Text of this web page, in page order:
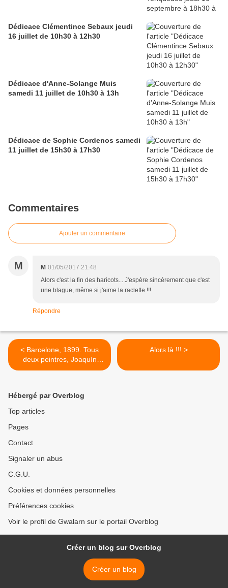
Dédicace Clémentince Sebaux jeudi
16 juillet de 10h30 à 12h30
Dédicace d'Anne-Solange Muis
samedi 11 juillet de 10h30 à 13h
Dédicace de Sophie Cordenos samedi
11 juillet de 15h30 à 17h30
Commentaires
Ajouter un commentaire
M M 01/05/2017 21:48
Alors c'est la fin des haricots... J'espère sincèrement que c'est
une blague, même si j'aime la raclette !!!
Répondre
< Barcelone, 1899. Tous
deux peintres, Joaquín
Mir...
Alors là !!! >
Hébergé par Overblog
Top articles
Pages
Contact
Signaler un abus
C.G.U.
Cookies et données personnelles
Préférences cookies
Voir le profil de Gwalarn sur le portail Overblog
Créer un blog sur Overblog
Créer un blog